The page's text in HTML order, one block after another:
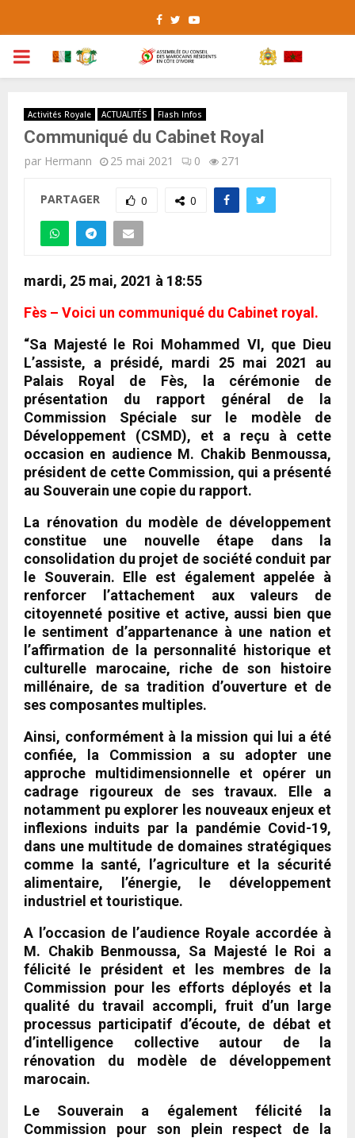
Facebook
TwitterYoutube
PRIMARY
Activités Royale ACTUALITÉS Flash Infos
Communiqué du Cabinet Royal
par Hermann 25 mai 2021 0 271
PARTAGER 0 0
mardi, 25 mai, 2021 à 18:55
Fès – Voici un communiqué du Cabinet royal.
“Sa Majesté le Roi Mohammed VI, que Dieu
L’assiste, a présidé, mardi 25 mai 2021 au
Palais Royal de Fès, la cérémonie de
présentation du rapport général de la
Commission Spéciale sur le modèle de
Développement (CSMD), et a reçu à cette
occasion en audience M. Chakib Benmoussa,
président de cette Commission, qui a présenté
au Souverain une copie du rapport.
La rénovation du modèle de développement
constitue une nouvelle étape dans la
consolidation du projet de société conduit par
le Souverain. Elle est également appelée à
renforcer l’attachement aux valeurs de
citoyenneté positive et active, aussi bien que
le sentiment d’appartenance à une nation et
l’affirmation de la personnalité historique et
culturelle marocaine, riche de son histoire
millénaire, de sa tradition d’ouverture et de
ses composantes multiples.
Ainsi, conformément à la mission qui lui a été
confiée, la Commission a su adopter une
approche multidimensionnelle et opérer un
cadrage rigoureux de ses travaux. Elle a
notamment pu explorer les nouveaux enjeux et
inflexions induits par la pandémie Covid-19,
dans une multitude de domaines stratégiques
comme la santé, l’agriculture et la sécurité
alimentaire, l’énergie, le développement
industriel et touristique.
A l’occasion de l’audience Royale accordée à
M. Chakib Benmoussa, Sa Majesté le Roi a
félicité le président et les membres de la
Commission pour les efforts déployés et la
qualité du travail accompli, fruit d’un large
processus participatif d’écoute, de débat et
d’intelligence collective autour de la
rénovation du modèle de développement
marocain.
Le Souverain a également félicité la
Commission pour son plein respect de la